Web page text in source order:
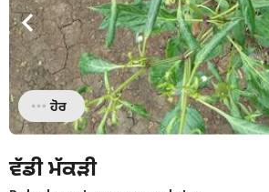
ਹੋਰ
ਵੱਡੀ ਮੱਕੜੀ